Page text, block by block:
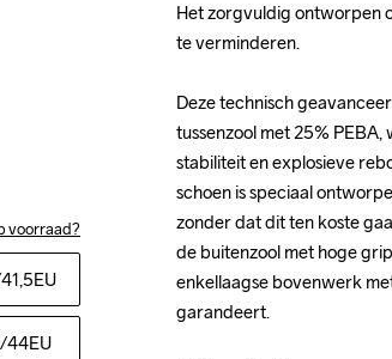
voorraad?
/44EU
Het zorgvuldig ontworpen
te verminderen.
Deze technisch
tussenzool met 25%
stabiliteit en explosieve
schoen is speciaal
zonder dat dit ten koste
de buitenzool met hoge
enkellaagse bovenwerk
garandeert.
Het zorgvuldig ontworpen
te verminderen.
Deze technisch
tussenzool met 25%
stabiliteit en explosieve
schoen is speciaal
zonder dat dit ten koste
de buitenzool met hoge
enkellaagse bovenwerk
garandeert.